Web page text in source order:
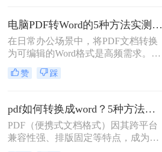
word怎么转呢？本文将详细介绍几种
常用的PDF转Word方法，助您轻松完
成转换。
电脑PDF转Word的5种方法实测指南：从在线工具到OCR识别与命令行自动化！
在日常办公场景中，将PDF文档转换
为可编辑的Word格式是高频需求。那
么电脑pdf怎么转换成word呢？本文综
合2025年最新技术动态，系统解析
赞 踩
pdf如何转换成word？5种方法从免费到编程实测对比！
PDF（便携式文档格式）因其跨平台
兼容性强、排版固定等特点，成为文
档共享和存档的首选。但若需编辑内